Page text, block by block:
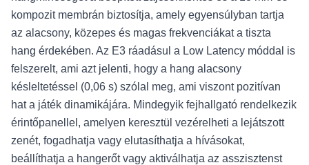
kompozit membrán biztosítja, amely egyensúlyban tartja
az alacsony, közepes és magas frekvenciákat a tiszta
hang érdekében. Az E3 ráadásul a Low Latency móddal is
felszerelt, ami azt jelenti, hogy a hang alacsony
késleltetéssel (0,06 s) szólal meg, ami viszont pozitívan
hat a játék dinamikájára. Mindegyik fejhallgató rendelkezik
érintőpanellel, amelyen keresztül vezérelheti a lejátszott
zenét, fogadhatja vagy elutasíthatja a hívásokat,
beállíthatja a hangerőt vagy aktiválhatja az asszisztenst